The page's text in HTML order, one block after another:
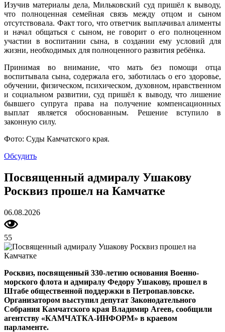
Изучив материалы дела, Мильковский суд пришёл к выводу,
что полноценная семейная связь между отцом и сыном
отсутствовала. Факт того, что ответчик выплачивал алименты
и начал общаться с сыном, не говорит о его полноценном
участии в воспитании сына, в создании ему условий для
жизни, необходимых для полноценного развития ребёнка.
Принимая во внимание, что мать без помощи отца
воспитывала сына, содержала его, заботилась о его здоровье,
обучении, физическом, психическом, духовном, нравственном
и социальном развитии, суд пришёл к выводу, что лишение
бывшего супруга права на получение компенсационных
выплат является обоснованным. Решение вступило в
законную силу.
Фото: Суды Камчатского края.
Обсудить
Посвященный адмиралу Ушакову
Росквиз прошел на Камчатке
06.08.2026
55
Росквиз, посвященный 330-летию основания Военно-
морского флота и адмиралу Федору Ушакову, прошел в
Штабе общественной поддержки в Петропавловске.
Организатором выступил депутат Законодательного
Собрания Камчатского края Владимир Агеев, сообщили
агентству «КАМЧАТКА-ИНФОРМ» в краевом
парламенте.